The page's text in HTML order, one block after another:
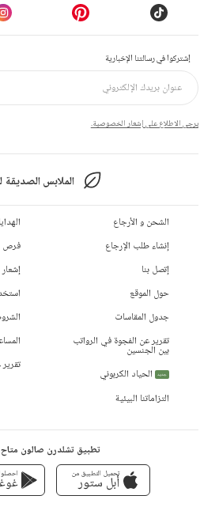
إشتركوا في رسالتنا الإخبارية
يرجى الاطلاع على إشعار الخصوصية.
الملابس الصديقة
الشحن و الأرجاع
إنشاء طلب الإرجاع
إتصل بنا
حول الموقع
جدول المقاسات
تقرير عن الفجوة في الرواتب
بين الجنسين
جديد
الحياد الكربوني
التزاماتنا البيئية
الهدايا
فرص
تطبيق تشلدرن صالون
تحميل التطبيق من
أبل ستور